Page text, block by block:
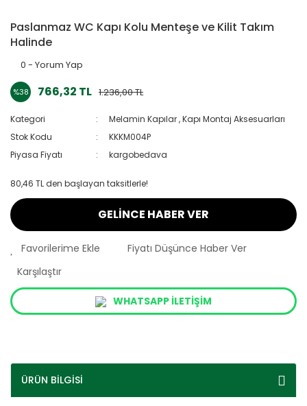
Paslanmaz WC Kapı Kolu Menteşe ve Kilit Takım
Halinde
0 - Yorum Yap
%38 766,32 TL 1.236,00 TL
Kategori Melamin Kapılar,Kapı Montaj Aksesuarları
Stok Kodu
KKKM004P
Piyasa Fiyatı
kargobedava
80,46 TL den başlayan taksitlerle!
GELİNCE HABER VER
Fiyatı Düşünce Haber Ver
Karşılaştır
WHATSAPP İLETİŞİM
ÜRÜN BİLGİSİ